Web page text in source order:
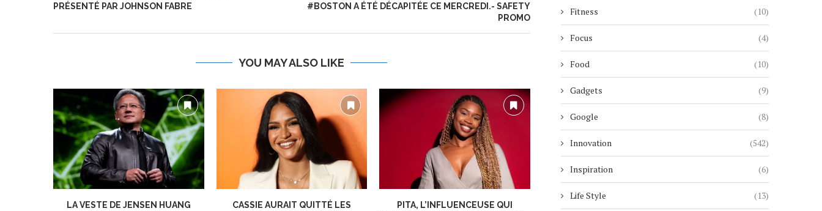
PRÉSENTÉ PAR JOHNSON FABRE
#BOSTON A ÉTÉ DÉCAPITÉE CE MERCREDI.- SAFETY
PROMO
YOU MAY ALSO LIKE
LA VESTE DE JENSEN HUANG
CASSIE AURAIT QUITTÉ LES
PITA, L’INFLUENCEUSE QUI
Fitness (10)
Focus (4)
Food (10)
Gadgets (9)
Google (8)
Innovation (542)
Inspiration (6)
Life Style (13)